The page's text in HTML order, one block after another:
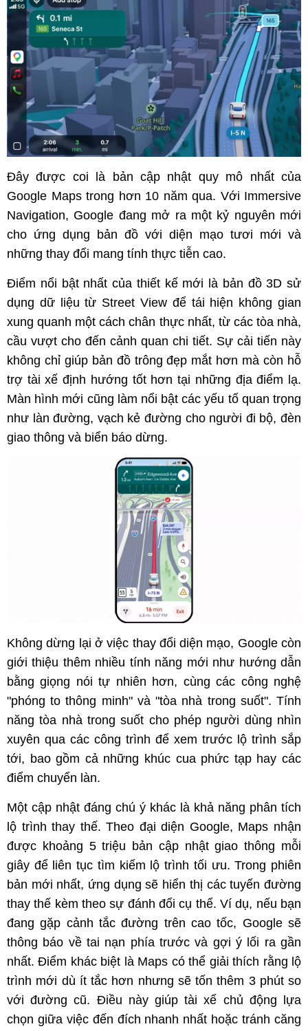
Đây được coi là bản cập nhật quy mô nhất của
Google Maps trong hơn 10 năm qua. Với Immersive
Navigation, Google đang mở ra một kỷ nguyên mới
cho ứng dụng bản đồ với diện mạo tươi mới và
những thay đổi mang tính thực tiễn cao.
Điểm nổi bật nhất của thiết kế mới là bản đồ 3D sử
dụng dữ liệu từ Street View để tái hiện không gian
xung quanh một cách chân thực nhất, từ các tòa nhà,
cầu vượt cho đến cảnh quan chi tiết. Sự cải tiến này
không chỉ giúp bản đồ trông đẹp mắt hơn mà còn hỗ
trợ tài xế định hướng tốt hơn tại những địa điểm lạ.
Màn hình mới cũng làm nổi bật các yếu tố quan trọng
như làn đường, vạch kẻ đường cho người đi bộ, đèn
giao thông và biển báo dừng.
Không dừng lại ở việc thay đổi diện mạo, Google còn
giới thiệu thêm nhiều tính năng mới như hướng dẫn
bằng giọng nói tự nhiên hơn, cùng các công nghệ
"phóng to thông minh" và "tòa nhà trong suốt". Tính
năng tòa nhà trong suốt cho phép người dùng nhìn
xuyên qua các công trình để xem trước lộ trình sắp
tới, bao gồm cả những khúc cua phức tạp hay các
điểm chuyển làn.
Một cập nhật đáng chú ý khác là khả năng phân tích
lộ trình thay thế. Theo đại diện Google, Maps nhận
được khoảng 5 triệu bản cập nhật giao thông mỗi
giây để liên tục tìm kiếm lộ trình tối ưu. Trong phiên
bản mới nhất, ứng dụng sẽ hiển thị các tuyến đường
thay thế kèm theo sự đánh đổi cụ thể. Ví dụ, nếu bạn
đang gặp cảnh tắc đường trên cao tốc, Google sẽ
thông báo về tai nạn phía trước và gợi ý lối ra gần
nhất. Điểm khác biệt là Maps có thể giải thích rằng lộ
trình mới dù ít tắc hơn nhưng sẽ tốn thêm 3 phút so
với đường cũ. Điều này giúp tài xế chủ động lựa
chọn giữa việc đến đích nhanh nhất hoặc tránh căng